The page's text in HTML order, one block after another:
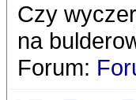
Czy
na
Forum: